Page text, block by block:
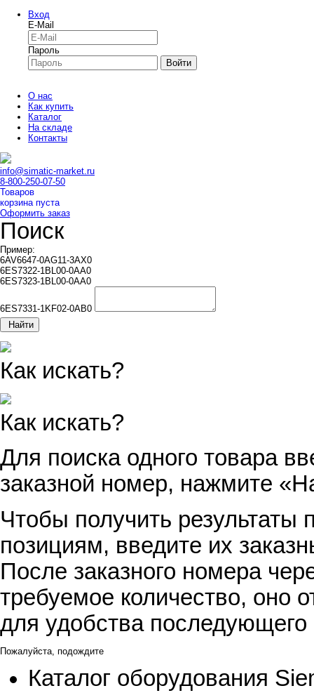
Вход
E-Mail
Пароль
Войти
О нас
Как купить
Каталог
На складе
Контакты
info@simatic-market.ru
8-800-250-07-50
Товаров
корзина пуста
Оформить заказ
Поиск
Пример:
6AV6647-0AG11-3AX0
6ES7322-1BL00-0AA0
6ES7323-1BL00-0AA0
6ES7331-1KF02-0AB0
Найти
Как искать?
Как искать?
Для поиска одного товара
заказной номер, нажмите
Чтобы получить результаты
позициям, введите их
После заказного номера
требуемое количество, оно
для удобства
Пожалуйста, подождите
Каталог оборудования